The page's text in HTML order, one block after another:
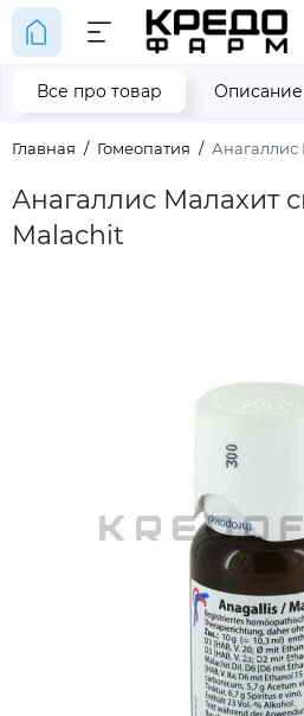
Главная Гомеопатия
Анагаллис Малахит
Malachit
Все про товар Описание